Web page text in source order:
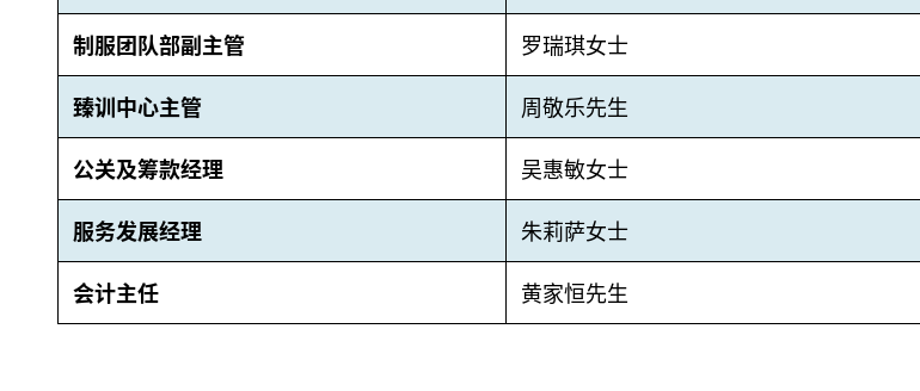
制服团队部副主管
罗瑞琪女士
臻训中心主管
周敬乐先生
公关及筹款经理
吴惠敏女士
服务发展经理
朱莉萨女士
会计主任
黄家恒先生